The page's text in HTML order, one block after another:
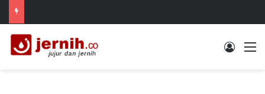
Log In